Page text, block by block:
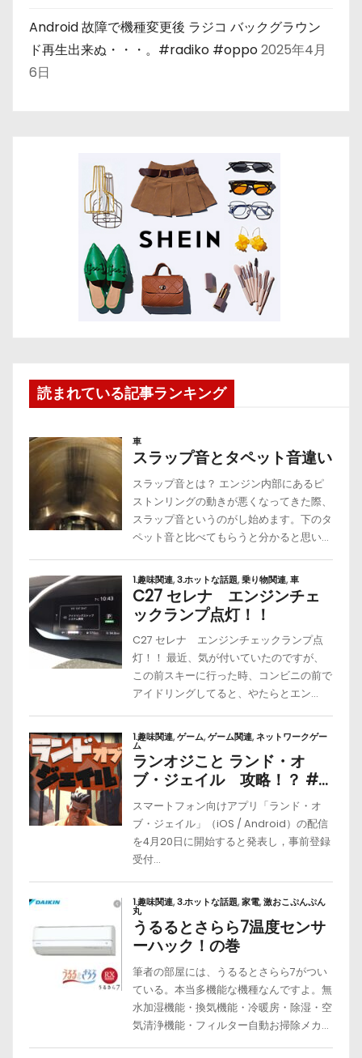
Android 故障で機種変更後 ラジコ バックグラウン
ド再生出来ぬ・・・。#radiko #oppo2025年4月
6日
読まれている記事ランキング